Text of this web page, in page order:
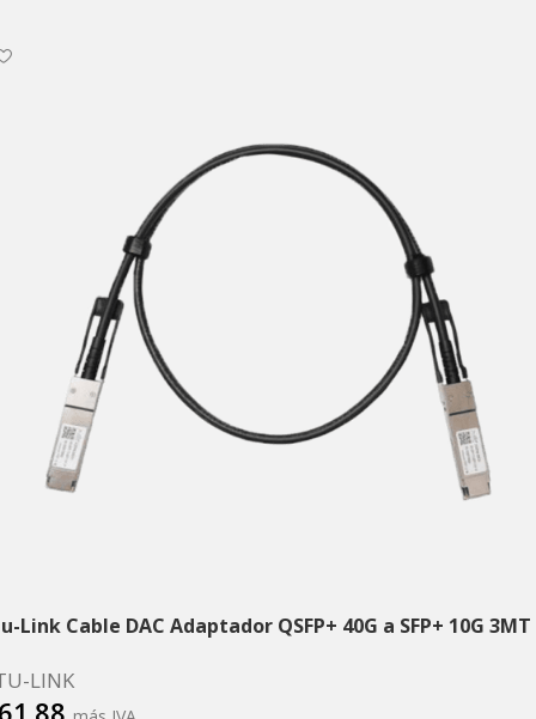
Link Cable DAC Adaptador QSFP+ 40G a SFP+ 10G 3MT
LINK